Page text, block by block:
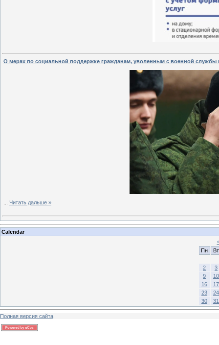
О мерах по социальной поддержке гражданам, уволенным с военной службы
Читать дальше »
Calendar
Пн
Вт
2
3
9
10
16
17
23
24
30
31
Полная версия сайта